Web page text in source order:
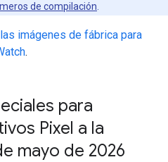
de compilación
imágenes de fábrica para
.
para
Pixel a la
mayo de 2026